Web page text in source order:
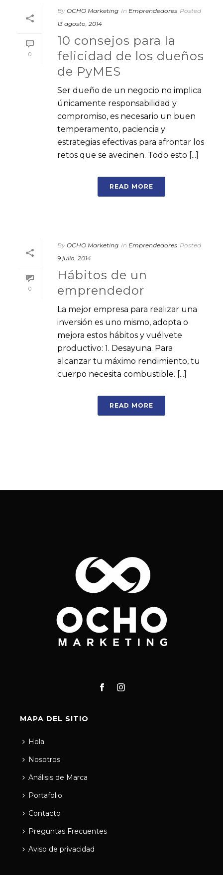
0
By OCHO Marketing In Emprendedores Posted
13 agosto, 2014
10 consejos para la
felicidad de los dueños
de PyMES
Ser dueño de un negocio no implica
únicamente responsabilidad y
compromiso, es necesario un buen
temperamento, paciencia y
estrategias efectivas para afrontar los
retos que se avecinen. Todo esto [...]
READ MORE
0
By OCHO Marketing In Emprendedores Posted
9 julio, 2014
Hábitos de un
emprendedor
La mejor empresa para realizar una
inversión es uno mismo, adopta o
mejora estos hábitos y vuélvete
productivo: 1. Desayuna. Para
alcanzar tu máximo rendimiento, tu
cuerpo necesita combustible. [...]
READ MORE
MAPA DEL SITIO
Hola
Nosotros
Análisis de Marca
Portafolio
Contacto
Preguntas Frecuentes
Aviso de privacidad